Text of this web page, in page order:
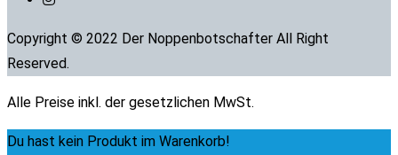
Copyright © 2022 Der Noppenbotschafter All Right
Reserved.
Alle Preise inkl. der gesetzlichen MwSt.
Du hast kein Produkt im Warenkorb!